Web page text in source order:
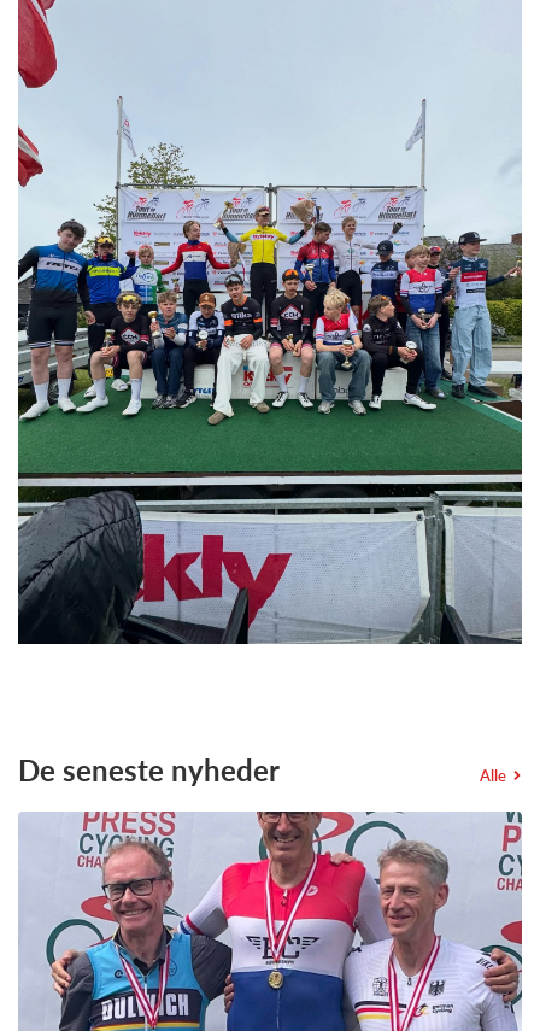
De seneste nyheder Alle